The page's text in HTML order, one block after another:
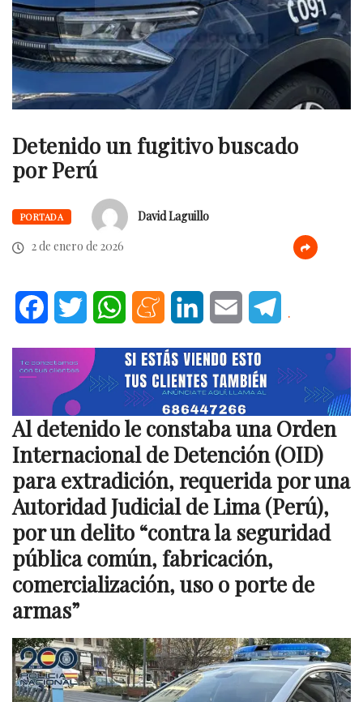
Detenido un fugitivo buscado
por Perú
PORTADA
David Laguillo
2 de enero de 2026
FacebookTwitter WhatsAppMeneameLinkedInEmail .
Al detenido le constaba una Orden
Internacional de Detención (OID)
para extradición, requerida por una
Autoridad Judicial de Lima (Perú),
por un delito “contra la seguridad
pública común, fabricación,
comercialización, uso o porte de
armas”